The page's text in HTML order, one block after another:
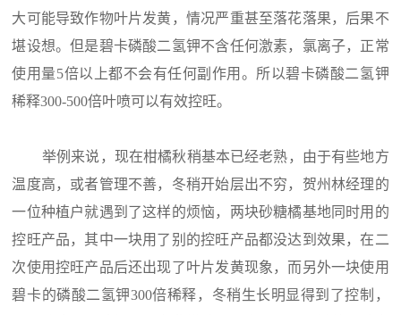
大可能导致作物叶片发黄，情况严重甚至落花落果，后果不
堪设想。但是碧卡磷酸二氢钾不含任何激素，氯离子，正常
使用量5倍以上都不会有任何副作用。所以碧卡磷酸二氢钾
稀释300-500倍叶喷可以有效控旺。
举例来说，现在柑橘秋稍基本已经老熟，由于有些地方
温度高，或者管理不善，冬稍开始层出不穷，贺州林经理的
一位种植户就遇到了这样的烦恼，两块砂糖橘基地同时用的
控旺产品，其中一块用了别的控旺产品都没达到效果，在二
次使用控旺产品后还出现了叶片发黄现象，而另外一块使用
碧卡的磷酸二氢钾300倍稀释，冬稍生长明显得到了控制，